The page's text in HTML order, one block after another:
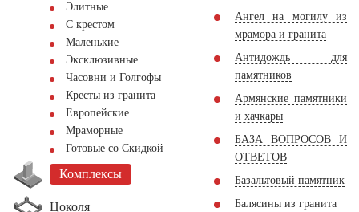
Элитные
С крестом
Маленькие
Эксклюзивные
Часовни и Голгофы
Кресты из гранита
Европейские
Мраморные
Готовые со Скидкой
Комплексы
Цоколя
Ангел на могилу из
мрамора и гранита
Антидождь для
памятников
Армянские памятники
и хачкары
БАЗА ВОПРОСОВ И
ОТВЕТОВ
Базальтовый памятник
Балясины из гранита